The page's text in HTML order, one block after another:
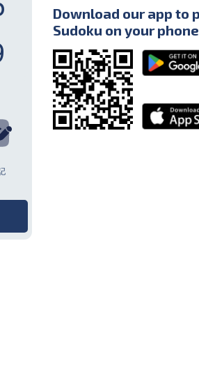
Download our app to play
Sudoku on your phone